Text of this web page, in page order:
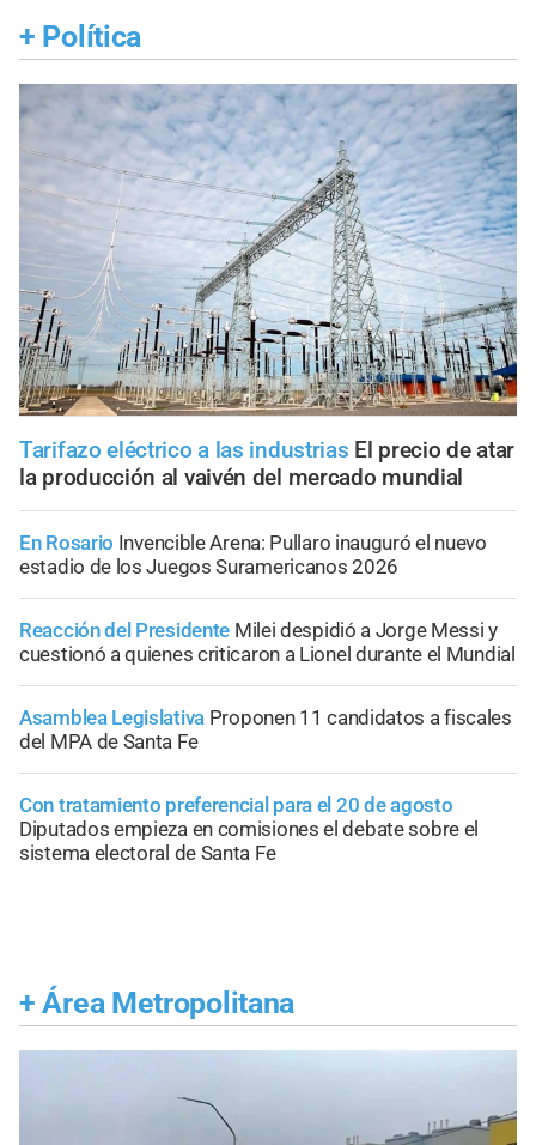
+ Política
Tarifazo eléctrico a las industrias El precio de atar
la producción al vaivén del mercado mundial
En Rosario Invencible Arena: Pullaro inauguró el nuevo
estadio de los Juegos Suramericanos 2026
Reacción del Presidente Milei despidió a Jorge Messi y
cuestionó a quienes criticaron a Lionel durante el Mundial
Asamblea Legislativa Proponen 11 candidatos a fiscales
del MPA de Santa Fe
Con tratamiento preferencial para el 20 de agosto
Diputados empieza en comisiones el debate sobre el
sistema electoral de Santa Fe
+ Área Metropolitana